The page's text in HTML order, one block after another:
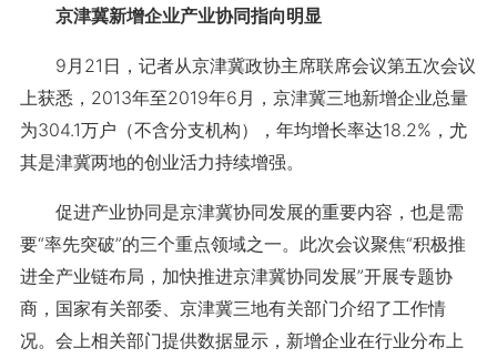
京津冀新增企业产业协同指向明显
9月21日，记者从京津冀政协主席联席会议第五次会议
上获悉，2013年至2019年6月，京津冀三地新增企业总量
为304.1万户（不含分支机构），年均增长率达18.2%，尤
其是津冀两地的创业活力持续增强。
促进产业协同是京津冀协同发展的重要内容，也是需
要“率先突破”的三个重点领域之一。此次会议聚焦“积极推
进全产业链布局，加快推进京津冀协同发展”开展专题协
商，国家有关部委、京津冀三地有关部门介绍了工作情
况。会上相关部门提供数据显示，新增企业在行业分布上